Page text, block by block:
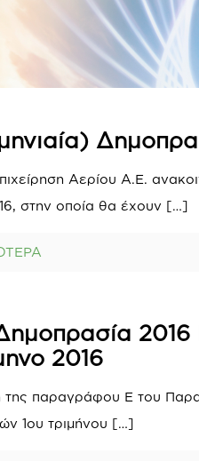
Αερίου Α.Ε.
στην οποία θα έχουν […]
2016
παραγράφου Ε του
1ου τριμήνου […]